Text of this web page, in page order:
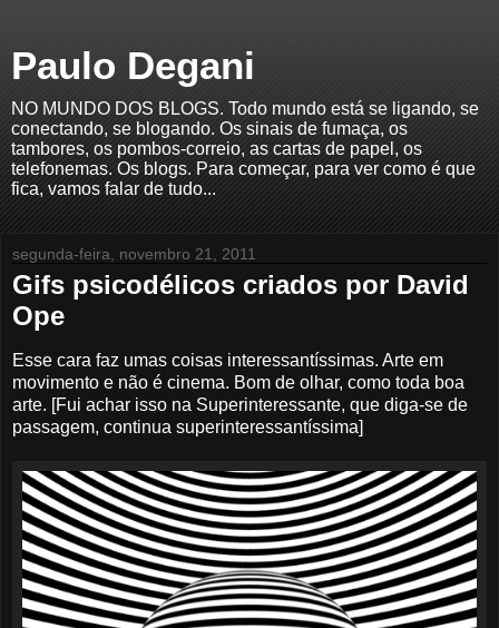
Paulo Degani
NO MUNDO DOS BLOGS. Todo mundo está se ligando, se
conectando, se blogando. Os sinais de fumaça, os
tambores, os pombos-correio, as cartas de papel, os
telefonemas. Os blogs. Para começar, para ver como é que
fica, vamos falar de tudo...
segunda-feira, novembro 21, 2011
Gifs psicodélicos criados por David
Ope
Esse cara faz umas coisas interessantíssimas. Arte em
movimento e não é cinema. Bom de olhar, como toda boa
arte. [Fui achar isso na Superinteressante, que diga-se de
passagem, continua superinteressantíssima]